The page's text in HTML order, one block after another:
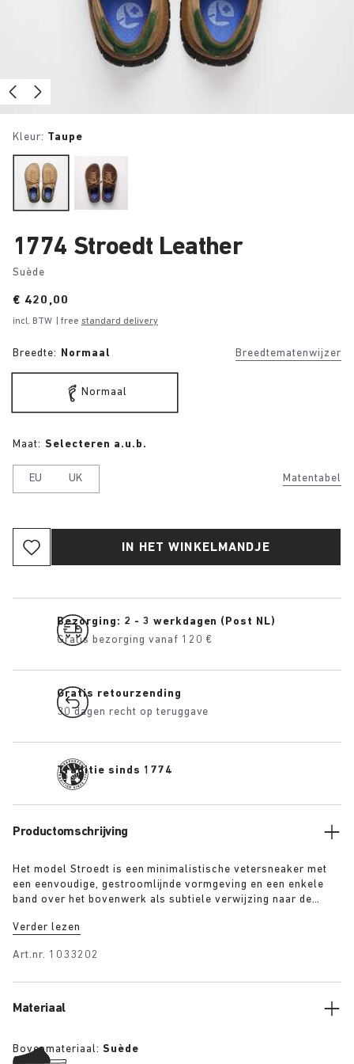
Kleur: Taupe
1774 Stroedt Leather
Suède
Price:
€ 420,00
incl. BTW | free standard delivery
Breedte: Normaal Breedtematenwijzer
Normaal
Matentabel
Maat: Selecteren a.u.b.
EU UK
IN HET WINKELMANDJE
Bezorging: 2 - 3 werkdagen (Post NL)
Gratis bezorging vanaf 120 €
Gratis retourzending
30 dagen recht op teruggave
Traditie sinds 1774
Productomschrijving
Het model Stroedt is een minimalistische vetersneaker met
een eenvoudige, gestroomlijnde vormgeving en een enkele
band over het bovenwerk als subtiele verwijzing naar de
beschikbaar in het marone en taupe en biedt dagelijks
Verder lezen
Art.nr. 1033202
Materiaal
Bovenmateriaal: Suède